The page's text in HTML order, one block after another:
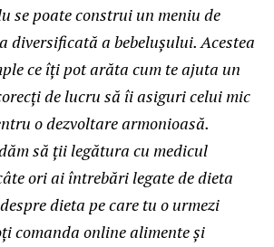
se poate construi un meniu de
diversificată a bebelușului. Acestea
ce îți pot arăta cum te ajuta un
de lucru să îi asiguri celui mic
o dezvoltare armonioasă.
să ții legătura cu medicul
ori ai întrebări legate de dieta
dieta pe care tu o urmezi
comanda online alimente și